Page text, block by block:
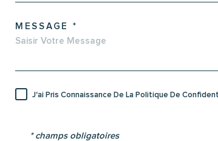
MESSAGE *
J'ai Pris Connaissance De La Politique De
* champs obligatoires